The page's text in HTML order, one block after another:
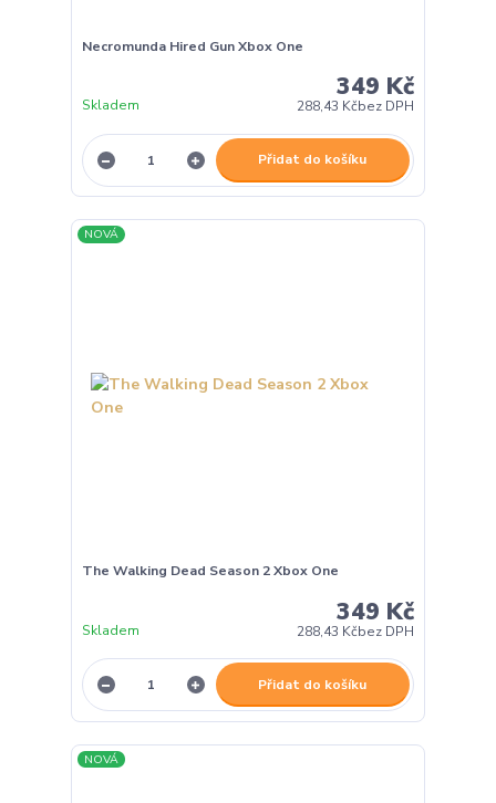
Necromunda Hired Gun Xbox One
349 Kč
288,43 Kčbez DPH
Skladem
Přidat do košíku
NOVÁ
The Walking Dead Season 2 Xbox One
349 Kč
288,43 Kčbez DPH
Skladem
Přidat do košíku
NOVÁ